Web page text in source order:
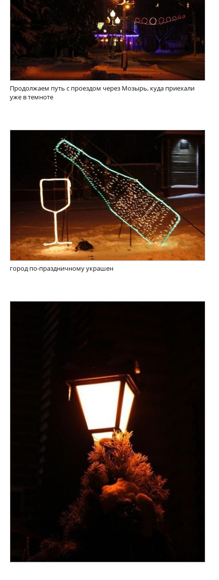
Продолжаем путь с проездом через Мозырь, куда приехали
уже в темноте
город по-праздничному украшен